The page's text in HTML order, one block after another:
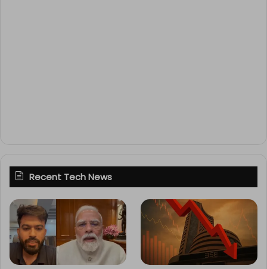
Recent Tech News